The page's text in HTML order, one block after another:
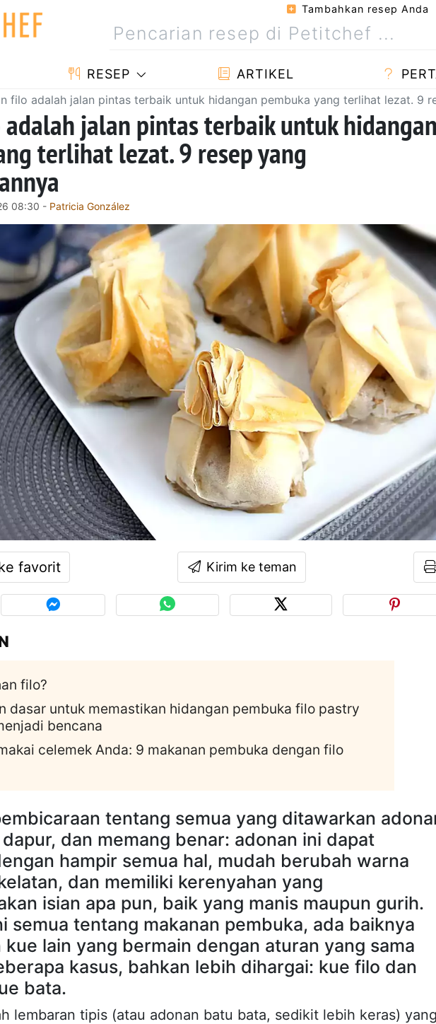
Tambahkan resep Anda
RESEP ARTIKEL
filo adalah jalan pintas terbaik untuk hidangan pembuka yang terlihat lezat. 9
jalan pintas terbaik untuk
terlihat lezat. 9 resep yang
08:30 - Patricia González
favorit Kirim ke teman
filo?
dasar untuk memastikan hidangan pembuka filo pastry
bencana
celemek Anda: 9 makanan pembuka dengan filo
tentang semua yang ditawarkan
dan memang benar: adonan ini dapat
hampir semua hal, mudah berubah warna
dan memiliki kerenyahan yang
isian apa pun, baik yang manis maupun gurih.
semua tentang makanan pembuka, ada baiknya
lain yang bermain dengan aturan yang sama
kasus, bahkan lebih dihargai: kue filo dan
bata.
lembaran tipis (atau adonan batu bata, sedikit lebih keras)